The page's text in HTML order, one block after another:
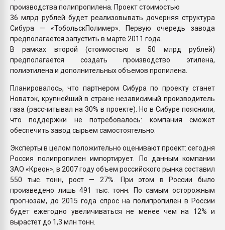
производства полипропилена. Проект стоимостью
36 млрд рублей будет реализовывать дочерняя структура
Сибура — «Тобольск­Полимер». Первую очередь завода
предполагается запустить в марте 2011 года.
В рамках второй (стоимостью в 50 млрд рублей)
предполагается создать производство этилена,
полиэтилена и дополнительных объемов пропилена.
Планировалось, что партнером Сибура по проекту станет
Новатэк, крупнейший в стране независимый производитель
газа (рассчитывал на 30% в проекте). Но в Сибуре пояснили,
что поддержки не потребовалось: компания сможет
обеспечить завод сырьем самостоятельно.
Эксперты в целом положительно оценивают проект: сегодня
Россия полипропилен импортирует. По данным компании
ЗАО «Креон», в 2007 году объем российского рынка составил
550 тыс. тонн, рост — 27%. При этом в России было
произведено лишь 491 тыс. тонн. По самым осторожным
прогнозам, до 2015 года спрос на полипропилен в России
будет ежегодно увеличиваться не менее чем на 12% и
вырастет до 1,3 млн тонн.